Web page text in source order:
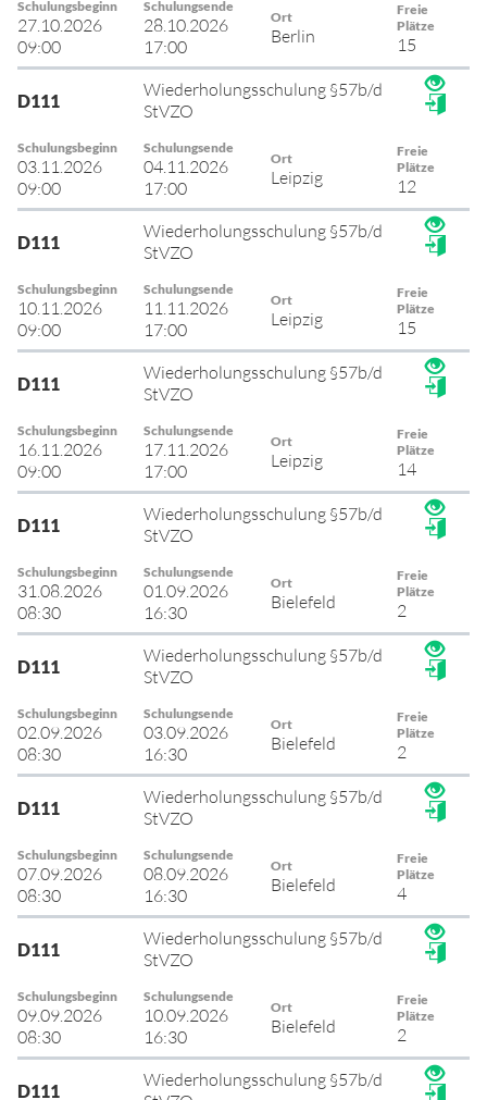
Schulungsbeginn
27.10.2026
09:00
Schulungsende
28.10.2026
17:00
Ort
Berlin
Freie
Plätze
15
D111
Wiederholungsschulung §57b/d
StVZO
Schulungsbeginn
03.11.2026
09:00
Schulungsende
04.11.2026
17:00
Ort
Leipzig
Freie
Plätze
12
D111
Wiederholungsschulung §57b/d
StVZO
Schulungsbeginn
10.11.2026
09:00
Schulungsende
11.11.2026
17:00
Ort
Leipzig
Freie
Plätze
15
D111
Wiederholungsschulung §57b/d
StVZO
Schulungsbeginn
16.11.2026
09:00
Schulungsende
17.11.2026
17:00
Ort
Leipzig
Freie
Plätze
14
D111
Wiederholungsschulung §57b/d
StVZO
Schulungsbeginn
31.08.2026
08:30
Schulungsende
01.09.2026
16:30
Ort
Bielefeld
Freie
Plätze
2
D111
Wiederholungsschulung §57b/d
StVZO
Schulungsbeginn
02.09.2026
08:30
Schulungsende
03.09.2026
16:30
Ort
Bielefeld
Freie
Plätze
2
D111
Wiederholungsschulung §57b/d
StVZO
Schulungsbeginn
07.09.2026
08:30
Schulungsende
08.09.2026
16:30
Ort
Bielefeld
Freie
Plätze
4
D111
Wiederholungsschulung §57b/d
StVZO
Schulungsbeginn
09.09.2026
08:30
Schulungsende
10.09.2026
16:30
Ort
Bielefeld
Freie
Plätze
2
D111
Wiederholungsschulung §57b/d